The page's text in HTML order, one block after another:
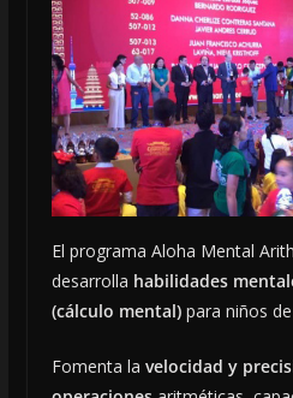
El programa Aloha Mental
desarrolla habilidades
(cálculo mental) para niños
Fomenta la velocidad y